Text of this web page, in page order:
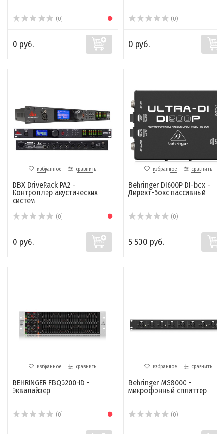
(0)
0 руб.
(0)
0 руб.
избранное сравнить
DBX DriveRack PA2 -
Контроллер акустических
систем
(0)
0 руб.
избранное сравнить
Behringer DI600P DI-box -
Директ-бокс пассивный
(0)
5 500 руб.
избранное сравнить
BEHRINGER FBQ6200HD -
Эквалайзер
(0)
избранное сравнить
Behringer MS8000 -
микрофонный сплиттер
(0)